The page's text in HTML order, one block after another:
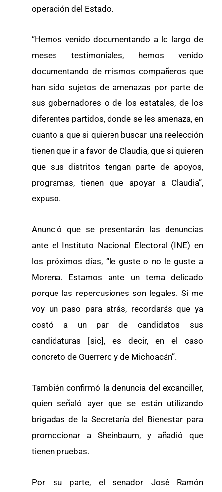
operación del Estado.
“Hemos venido documentando a lo largo de
meses testimoniales, hemos venido
documentando de mismos compañeros que
han sido sujetos de amenazas por parte de
sus gobernadores o de los estatales, de los
diferentes partidos, donde se les amenaza, en
cuanto a que si quieren buscar una reelección
tienen que ir a favor de Claudia, que si quieren
que sus distritos tengan parte de apoyos,
programas, tienen que apoyar a Claudia”,
expuso.
Anunció que se presentarán las denuncias
ante el Instituto Nacional Electoral (INE) en
los próximos días, “le guste o no le guste a
Morena. Estamos ante un tema delicado
porque las repercusiones son legales. Si me
voy un paso para atrás, recordarás que ya
costó a un par de candidatos sus
candidaturas [sic], es decir, en el caso
concreto de Guerrero y de Michoacán”.
También confirmó la denuncia del excanciller,
quien señaló ayer que se están utilizando
brigadas de la Secretaría del Bienestar para
promocionar a Sheinbaum, y añadió que
tienen pruebas.
Por su parte, el senador José Ramón